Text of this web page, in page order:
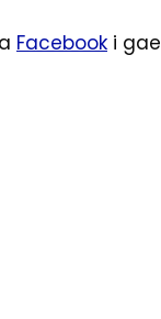
a Facebook i